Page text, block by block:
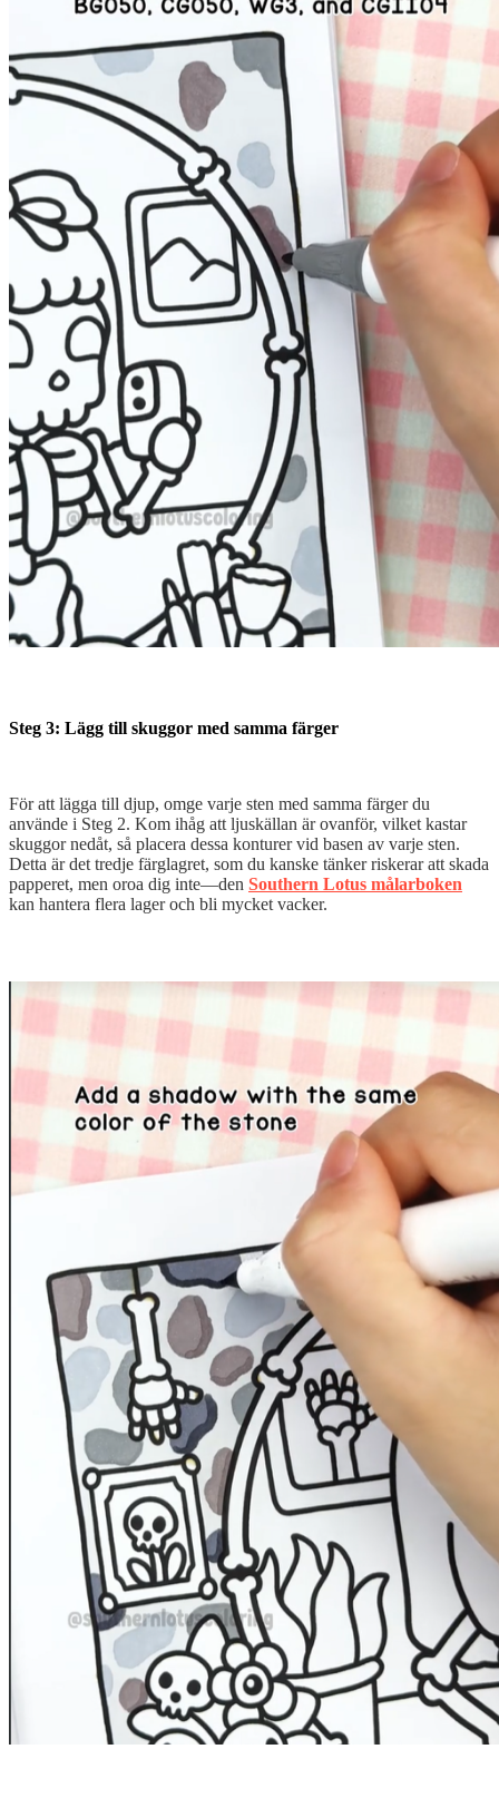
Steg 3: Lägg till skuggor med samma färger
För att lägga till djup, omge varje sten med samma färger du
använde i Steg 2. Kom ihåg att ljuskällan är ovanför, vilket kastar
skuggor nedåt, så placera dessa konturer vid basen av varje sten.
Detta är det tredje färglagret, som du kanske tänker riskerar att skada
papperet, men oroa dig inte—den Southern Lotus målarboken
kan hantera flera lager och bli mycket vacker.